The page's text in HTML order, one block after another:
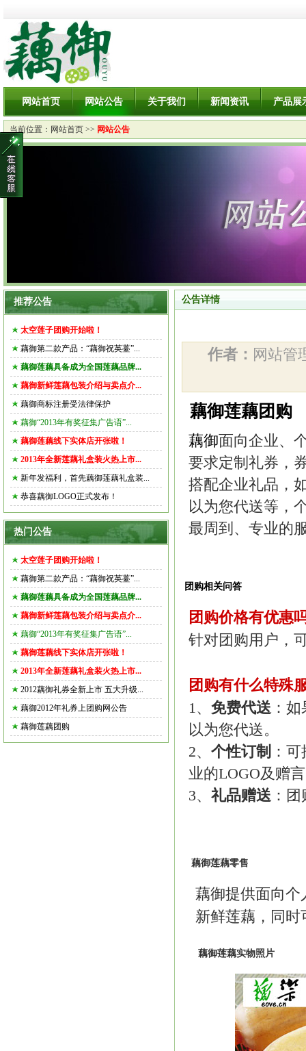
网站首页 网站公告 关于我们 新闻资讯 产品展
当前位置： 网站首页 >> 网站公告
推荐公告
太空莲子团购开始啦！
藕御第二款产品：“藕御祝英薹”...
藕御莲藕具备成为全国莲藕品牌...
藕御新鲜莲藕包装介绍与卖点介...
藕御商标注册受法律保护
藕御“2013年有奖征集广告语”...
藕御莲藕线下实体店开张啦！
2013年全新莲藕礼盒装火热上市...
新年发福利，首先藕御莲藕礼盒装...
恭喜藕御LOGO正式发布！
热门公告
太空莲子团购开始啦！
藕御第二款产品：“藕御祝英薹”...
藕御莲藕具备成为全国莲藕品牌...
藕御新鲜莲藕包装介绍与卖点介...
藕御“2013年有奖征集广告语”...
藕御莲藕线下实体店开张啦！
2013年全新莲藕礼盒装火热上市...
2012藕御礼券全新上市 五大升级...
藕御2012年礼券上团购网公告
藕御莲藕团购
公告详情
作者： 网站
藕御莲藕团购
藕御面向企业、
要求定制礼券，
搭配企业礼品，
以为您代送等，
最周到、专业的
团购相关问答
团购价格有优惠
针对团购用户，
团购有什么特殊
1、 免费代送 ：
以为您代送。
2、 个性订制 ：
业的LOGO及赠
3、 礼品赠送 ：
藕御莲藕零售
藕御提供面向个
新鲜莲藕，同时
藕御莲藕实物照片